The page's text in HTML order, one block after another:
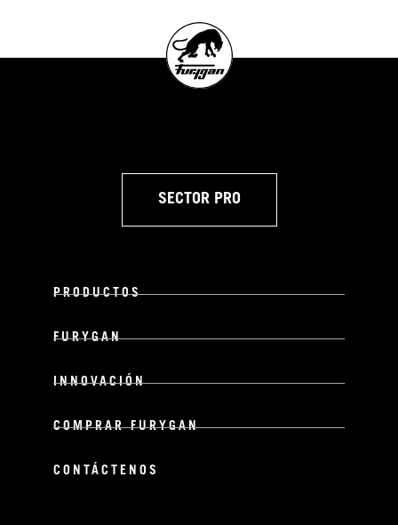
SECTOR PRO
PRODUCTOS
FURYGAN
INNOVACIÓN
COMPRAR FURYGAN
CONTÁCTENOS